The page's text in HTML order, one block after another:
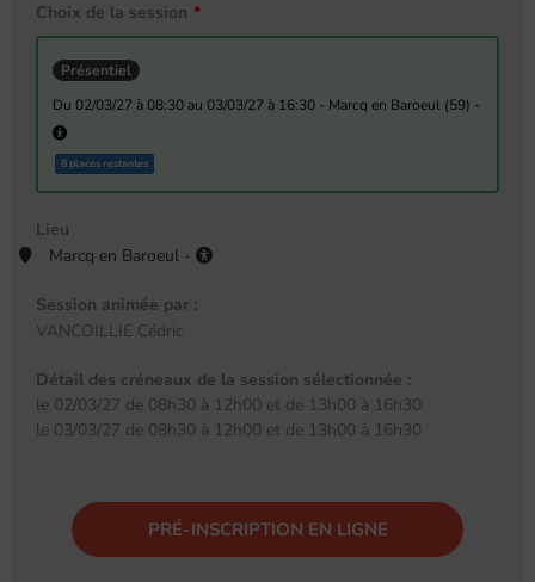
Choix de la session
Présentiel
du 02/03/27 à 08:30 au 03/03/27 à 16:30 - Marcq en Baroeul (59) -
8 places restantes
Lieu
Marcq en Baroeul -
Session animée par :
VANCOILLIE Cédric
Détail des créneaux de la session sélectionnée :
le 02/03/27 de 08h30 à 12h00 et de 13h00 à 16h30
le 03/03/27 de 08h30 à 12h00 et de 13h00 à 16h30
PRÉ-INSCRIPTION EN LIGNE